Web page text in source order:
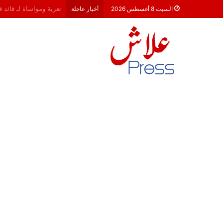
السبت 8 أغسطس 2026 أخبار عاجلة هشام جناح: من تألق